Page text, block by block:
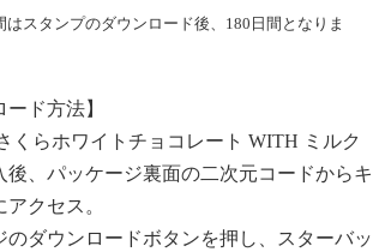
スタンプのダウンロード後、180日間となりま
ード方法】
くらホワイトチョコレート WITH ミルク
後、パッケージ裏面の二次元コードからキ
クセス。
のダウンロードボタンを押し、スターバッ